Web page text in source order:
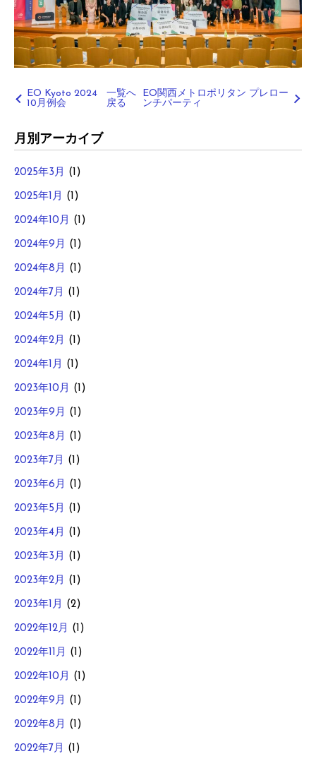
EO Kyoto 2024
10月例会
一覧へ
戻る
EO関西メトロポリタン プレロー
ンチパーティ
月別アーカイブ
2025年3月 (1)
2025年1月 (1)
2024年10月 (1)
2024年9月 (1)
2024年8月 (1)
2024年7月 (1)
2024年5月 (1)
2024年2月 (1)
2024年1月 (1)
2023年10月 (1)
2023年9月 (1)
2023年8月 (1)
2023年7月 (1)
2023年6月 (1)
2023年5月 (1)
2023年4月 (1)
2023年3月 (1)
2023年2月 (1)
2023年1月 (2)
2022年12月 (1)
2022年11月 (1)
2022年10月 (1)
2022年9月 (1)
2022年8月 (1)
2022年7月 (1)